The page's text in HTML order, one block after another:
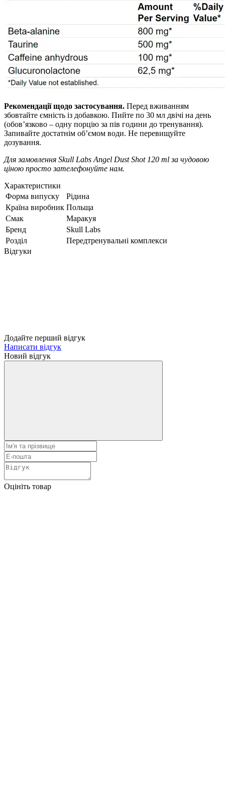
Рекомендації щодо застосування. Перед вживанням
збовтайте ємність із добавкою. Пийте по 30 мл двічі на день
(обов’язково – одну порцію за пів години до тренування).
Запивайте достатнім об’ємом води. Не перевищуйте
дозування.
Для замовлення Skull Labs Angel Dust Shot 120 ml за чудовою
ціною просто зателефонуйте нам.
Характеристики
Форма випуску
Рідина
Країна виробник Польща
Смак
Маракуя
Бренд
Skull Labs
Розділ
Передтренувальні комплекси
Відгуки
Додайте перший відгук
Написати відгук
Новий відгук
Оцініть товар